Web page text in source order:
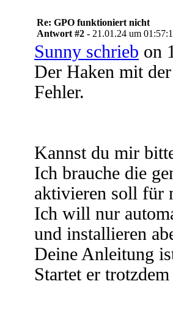
Re: GPO funktioniert nicht
Antwort #2 - 21.01.24 um
Sunny schrieb on
Der Haken mit
Fehler.
Kannst du mir
Ich brauche die
aktivieren soll für
Ich will nur
und installieren
Deine Anleitung
Startet er